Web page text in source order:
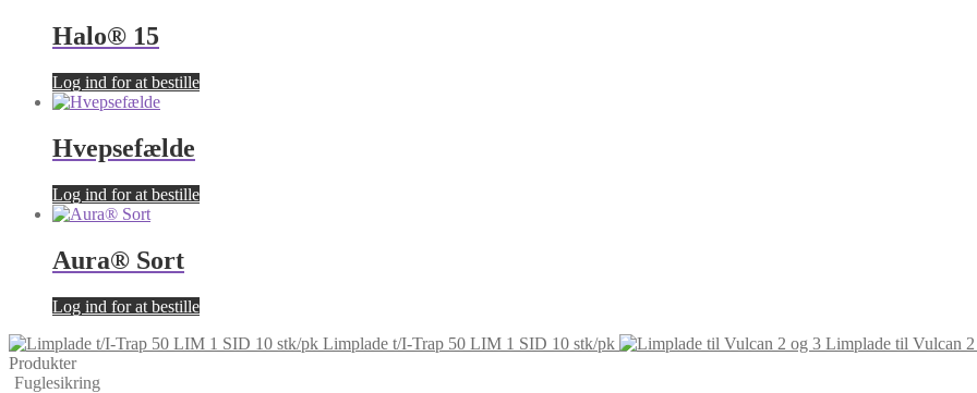
Halo® 15
Log ind for at bestille
Hvepsefælde
Log ind for at bestille
Aura® Sort
Log ind for at bestille
Limplade t/I-Trap 50 LIM 1 SID 10 stk/pk
Limplade til Vulcan
Produkter
Fuglesikring